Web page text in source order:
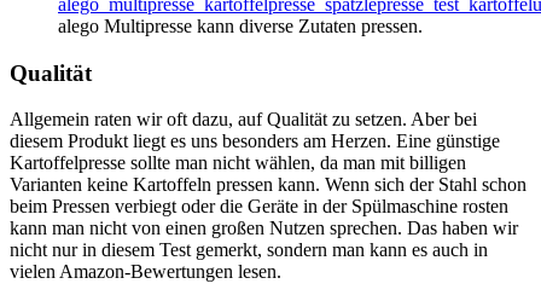
alego Multipresse kann diverse Zutaten pressen.
Qualität
Allgemein raten wir oft dazu, auf Qualität zu setzen. Aber bei
diesem Produkt liegt es uns besonders am Herzen. Eine günstige
Kartoffelpresse sollte man nicht wählen, da man mit billigen
Varianten keine Kartoffeln pressen kann. Wenn sich der Stahl schon
beim Pressen verbiegt oder die Geräte in der Spülmaschine rosten
kann man nicht von einen großen Nutzen sprechen. Das haben wir
nicht nur in diesem Test gemerkt, sondern man kann es auch in
vielen Amazon-Bewertungen lesen.